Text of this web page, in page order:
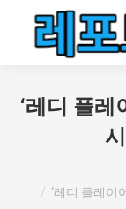
‘레디 플레
‘레디 플레이